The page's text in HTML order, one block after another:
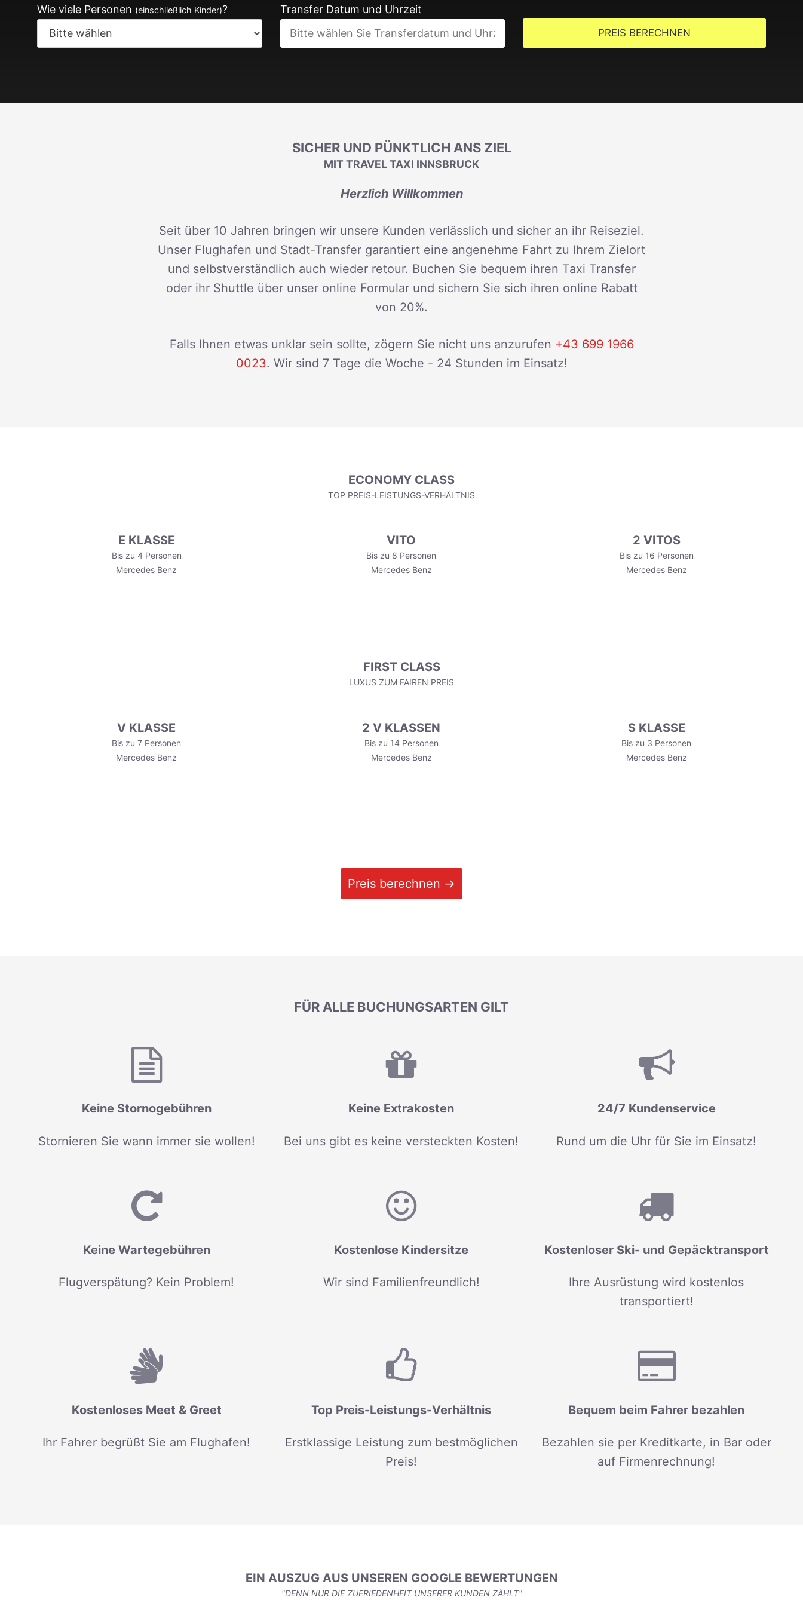
Wie viele Personen (einschließlich Kinder)? Transfer Datum und Uhrzeit
PREIS BERECHNEN
SICHER UND PÜNKTLICH ANS ZIEL
MIT TRAVEL TAXI INNSBRUCK
Herzlich Willkommen
Seit über 10 Jahren bringen wir unsere Kunden verlässlich und sicher an ihr Reiseziel.
Unser Flughafen und Stadt-Transfer garantiert eine angenehme Fahrt zu Ihrem Zielort
und selbstverständlich auch wieder retour. Buchen Sie bequem ihren Taxi Transfer
oder ihr Shuttle über unser online Formular und sichern Sie sich ihren online Rabatt
von 20%.
Falls Ihnen etwas unklar sein sollte, zögern Sie nicht uns anzurufen +43 699 1966
0023. Wir sind 7 Tage die Woche - 24 Stunden im Einsatz!
ECONOMY CLASS
TOP PREIS-LEISTUNGS-VERHÄLTNIS
E KLASSE
Bis zu 4 Personen
Mercedes Benz
VITO
Bis zu 8 Personen
Mercedes Benz
2 VITOS
Bis zu 16 Personen
Mercedes Benz
FIRST CLASS
LUXUS ZUM FAIREN PREIS
V KLASSE
Bis zu 7 Personen
Mercedes Benz
2 V KLASSEN
Bis zu 14 Personen
Mercedes Benz
S KLASSE
Bis zu 3 Personen
Mercedes Benz
Preis berechnen →
FÜR ALLE BUCHUNGSARTEN GILT
Keine Stornogebühren
Stornieren Sie wann immer sie wollen!
Keine Extrakosten
Bei uns gibt es keine versteckten Kosten!
24/7 Kundenservice
Rund um die Uhr für Sie im Einsatz!
Keine Wartegebühren
Flugverspätung? Kein Problem!
Kostenlose Kindersitze
Wir sind Familienfreundlich!
Kostenloser Ski- und Gepäcktransport
Ihre Ausrüstung wird kostenlos
transportiert!
Kostenloses Meet & Greet
Ihr Fahrer begrüßt Sie am Flughafen!
Top Preis-Leistungs-Verhältnis
Erstklassige Leistung zum bestmöglichen
Preis!
Bequem beim Fahrer bezahlen
Bezahlen sie per Kreditkarte, in Bar oder
auf Firmenrechnung!
EIN AUSZUG AUS UNSEREN GOOGLE BEWERTUNGEN
"DENN NUR DIE ZUFRIEDENHEIT UNSERER KUNDEN ZÄHLT"